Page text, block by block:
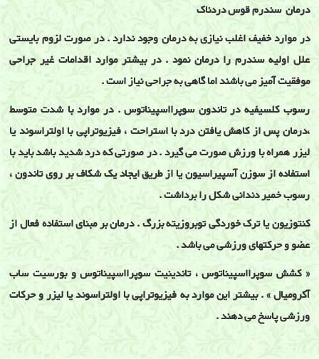
درمان سندرم قوس دردناک
در موارد خفیف اغلب نیازی به درمان وجود ندارد . در صورت لزوم بایستی
علل اولیه سندرم را درمان نمود . در بیشتر موارد اقدامات غیر جراحی
موفقیت آمیز می باشند اما گاهی به جراحی نیاز است .
رسوب کلسیفیه در تاندون سوپرااسپیناتوس . در موارد با شدت متوسط
،درمان پس از کاهش یافتن درد با استراحت ، فیزیوتراپی با اولتراسوند یا
لیزر همراه با ورزش صورت می گیرد . در صورتی که درد شدید باشد باید با
استفاده از سوزن آسپیراسیون یا از طریق ایجاد یک شکاف بر روی تاندون ،
رسوب خمیر دندانی شکل را برداشت .
کنتوزیون یا ترک خوردگی توبروزیته بزرگ . درمان بر مبنای استفاده فعال از
عضو و حرکتهای ورزشی می باشد .
« کشش سوپرااسپیناتوس ، تاندینیت سوپرااسپیناتوس و بورسیت ساب
آکرومیال » . بیشتر این موارد به فیزیوتراپی با اولتراسوند یا لیزر و حرکات
ورزشی پاسخ می دهند .